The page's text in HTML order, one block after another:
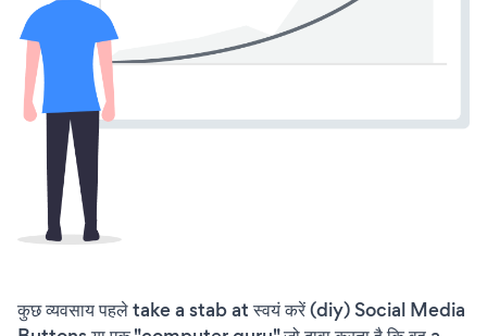
कुछ व्यवसाय पहले take a stab at स्वयं करें (diy) Social Media